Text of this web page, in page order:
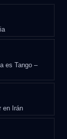
es Tango –
en Irán